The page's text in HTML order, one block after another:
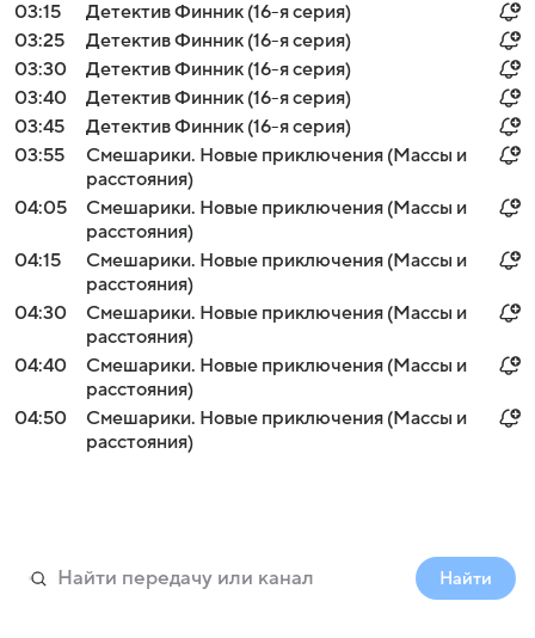
03:15
Детектив Финник (16-я серия)
03:25
Детектив Финник (16-я серия)
03:30
Детектив Финник (16-я серия)
03:40
Детектив Финник (16-я серия)
03:45
Детектив Финник (16-я серия)
03:55
Смешарики. Новые приключения (Массы и
расстояния)
04:05
Смешарики. Новые приключения (Массы и
расстояния)
04:15
Смешарики. Новые приключения (Массы и
расстояния)
04:30
Смешарики. Новые приключения (Массы и
расстояния)
04:40
Смешарики. Новые приключения (Массы и
расстояния)
04:50
Смешарики. Новые приключения (Массы и
расстояния)
Найти